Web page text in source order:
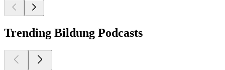
Trending Bildung Podcasts